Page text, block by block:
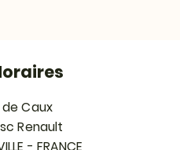
de Caux
Renault